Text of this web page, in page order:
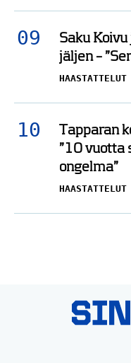
Saku
jäljen –
HAASTATTELUT
Tapparan
”10 vuotta
ongelma”
HAASTATTELUT